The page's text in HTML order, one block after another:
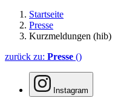
Startseite
Presse
Kurzmeldungen (hib)
zurück zu: Presse ()
Instagram